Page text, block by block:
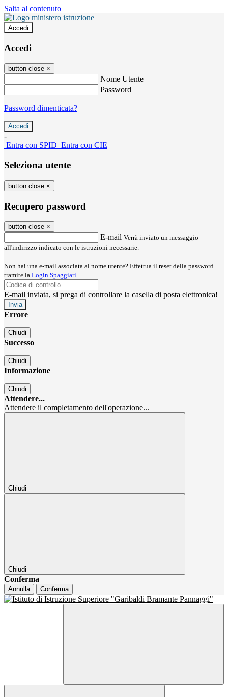
Salta al contenuto
Accedi
Accedi
button close ×
Nome Utente
Password
Password dimenticata?
-
Entra con SPID Entra con CIE
Seleziona utente
button close ×
Recupero password
button close ×
E-mail Verrà inviato un messaggio
all'indirizzo indicato con le istruzioni necessarie.
Non hai una e-mail associata al nome utente? Effettua il reset della password
tramite la Login Spaggiari
E-mail inviata, si prega di controllare la casella di posta elettronica!
Errore
Chiudi
Successo
Chiudi
Informazione
Chiudi
Attendere...
Attendere il completamento dell'operazione...
Chiudi
Chiudi
Conferma
Annulla Conferma